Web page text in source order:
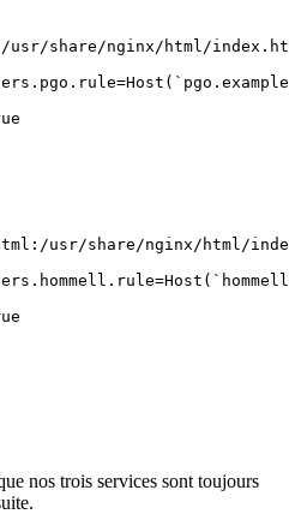
usr/share/nginx/html/
usr/share/nginx/html/
nos trois services sont toujours